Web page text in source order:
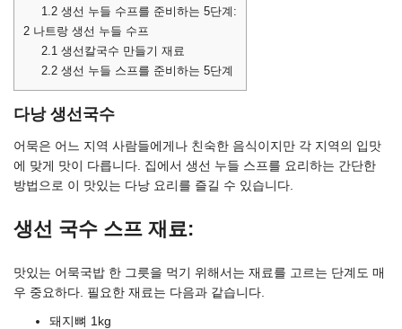
1.2생선 누들 수프를 준비하는 5단계:
2 나트랑 생선 누들 수프
2.1생선칼국수 만들기 재료
2.2생선 누들 스프를 준비하는 5단계
다낭 생선국수
어묵은 어느 지역 사람들에게나 친숙한 음식이지만 각 지역의 입맛
에 맞게 맛이 다릅니다. 집에서 생선 누들 스프를 요리하는 간단한
방법으로 이 맛있는 다낭 요리를 즐길 수 있습니다.
생선 국수 스프 재료:
맛있는 어묵국밥 한 그릇을 먹기 위해서는 재료를 고르는 단계도 매
우 중요하다. 필요한 재료는 다음과 같습니다.
돼지뼈 1kg